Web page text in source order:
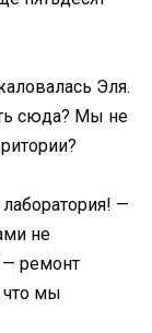
Эля.
сюда? Мы не
—
не
— ремонт
что мы